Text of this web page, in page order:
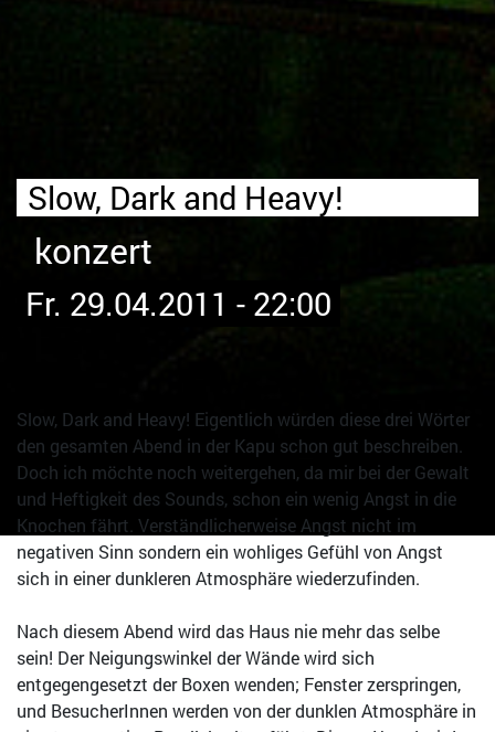
Slow, Dark and Heavy!
konzert
Fr. 29.04.2011 - 22:00
Slow, Dark and Heavy! Eigentlich würden diese drei Wörter
den gesamten Abend in der Kapu schon gut beschreiben.
Doch ich möchte noch weitergehen, da mir bei der Gewalt
und Heftigkeit des Sounds, schon ein wenig Angst in die
Knochen fährt. Verständlicherweise Angst nicht im
negativen Sinn sondern ein wohliges Gefühl von Angst
sich in einer dunkleren Atmosphäre wiederzufinden.
Nach diesem Abend wird das Haus nie mehr das selbe
sein! Der Neigungswinkel der Wände wird sich
entgegengesetzt der Boxen wenden; Fenster zerspringen,
und BesucherInnen werden von der dunklen Atmosphäre in